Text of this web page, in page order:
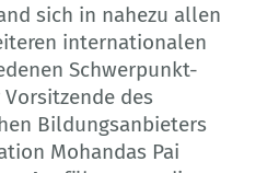
sich in nahezu allen
internationalen
Schwerpunkt-
des
Bildungsanbieters
Mohandas Pai